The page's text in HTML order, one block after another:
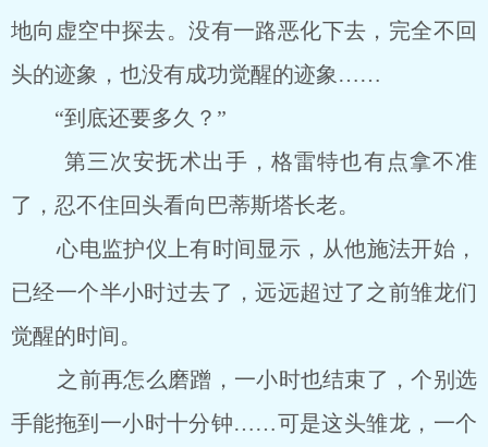
地向虚空中探去。没有一路恶化下去，完全不回
头的迹象，也没有成功觉醒的迹象……
“到底还要多久？”
第三次安抚术出手，格雷特也有点拿不准
了，忍不住回头看向巴蒂斯塔长老。
心电监护仪上有时间显示，从他施法开始，
已经一个半小时过去了，远远超过了之前雏龙们
觉醒的时间。
之前再怎么磨蹭，一小时也结束了，个别选
手能拖到一小时十分钟……可是这头雏龙，一个